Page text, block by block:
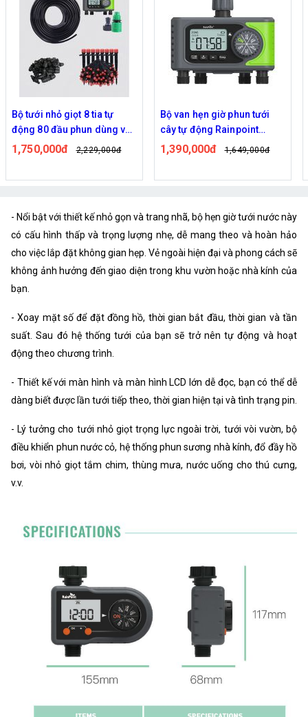
Bộ tưới nhỏ giọt 8 tia tự
động 80 đầu phun dùng van
nước hẹn giờ RainPoint
1,750,000đ 2,229,000đ
Bộ van hẹn giờ phun tưới
cây tự động Rainpoint
ITV405
1,390,000đ 1,649,000đ
- Nổi bật với thiết kế nhỏ gọn và trang nhã, bộ hẹn giờ tưới nước này
có cấu hình thấp và trọng lượng nhẹ, dễ mang theo và hoàn hảo
cho việc lắp đặt không gian hẹp. Vẻ ngoài hiện đại và phong cách sẽ
không ảnh hưởng đến giao diện trong khu vườn hoặc nhà kính của
bạn.
- Xoay mặt số để đặt đồng hồ, thời gian bắt đầu, thời gian và tần
suất. Sau đó hệ thống tưới của bạn sẽ trở nên tự động và hoạt
động theo chương trình.
- Thiết kế với màn hình và màn hình LCD lớn dễ đọc, bạn có thể dễ
dàng biết được lần tưới tiếp theo, thời gian hiện tại và tình trạng pin.
- Lý tưởng cho tưới nhỏ giọt trọng lực ngoài trời, tưới vòi vườn, bộ
điều khiển phun nước cỏ, hệ thống phun sương nhà kính, đổ đầy hồ
bơi, vòi nhỏ giọt tắm chim, thùng mưa, nước uống cho thú cưng,
v.v.